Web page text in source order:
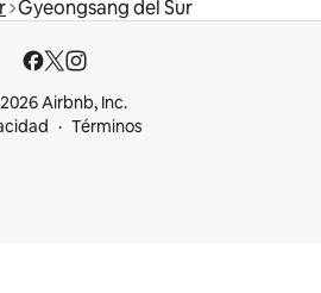
Gyeongsang del Sur
Airbnb, Inc.
Términos